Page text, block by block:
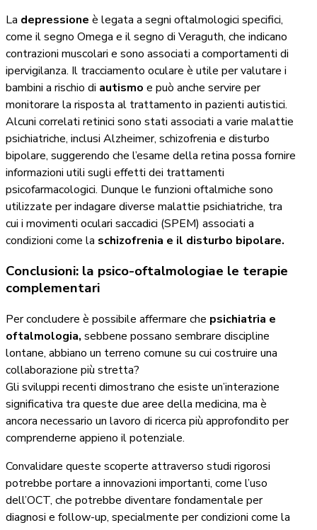
La depressione è legata a segni oftalmologici specifici,
come il segno Omega e il segno di Veraguth, che indicano
contrazioni muscolari e sono associati a comportamenti di
ipervigilanza. Il tracciamento oculare è utile per valutare i
bambini a rischio di autismo e può anche servire per
monitorare la risposta al trattamento in pazienti autistici.
Alcuni correlati retinici sono stati associati a varie malattie
psichiatriche, inclusi Alzheimer, schizofrenia e disturbo
bipolare, suggerendo che l’esame della retina possa fornire
informazioni utili sugli effetti dei trattamenti
psicofarmacologici. Dunque le funzioni oftalmiche sono
utilizzate per indagare diverse malattie psichiatriche, tra
cui i movimenti oculari saccadici (SPEM) associati a
condizioni come la schizofrenia e il disturbo bipolare.
Conclusioni: la psico-oftalmologiae le terapie
complementari
Per concludere è possibile affermare che psichiatria e
oftalmologia, sebbene possano sembrare discipline
lontane, abbiano un terreno comune su cui costruire una
collaborazione più stretta?
Gli sviluppi recenti dimostrano che esiste un’interazione
significativa tra queste due aree della medicina, ma è
ancora necessario un lavoro di ricerca più approfondito per
comprenderne appieno il potenziale.
Convalidare queste scoperte attraverso studi rigorosi
potrebbe portare a innovazioni importanti, come l’uso
dell’OCT, che potrebbe diventare fondamentale per
diagnosi e follow-up, specialmente per condizioni come la